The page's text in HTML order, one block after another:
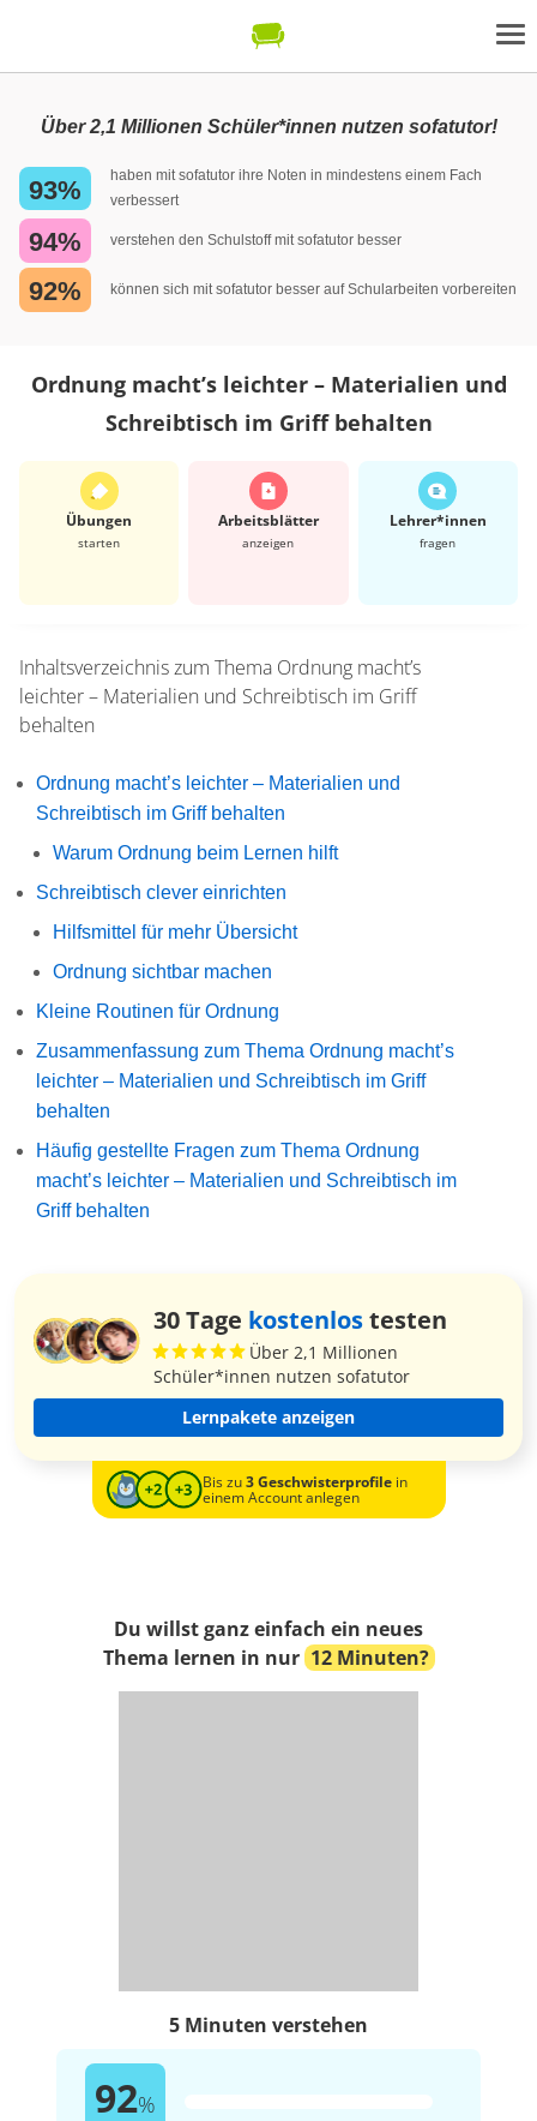
Über 2,1 Millionen Schüler*innen nutzen sofatutor!
93%
haben mit sofatutor ihre Noten in mindestens einem Fach
verbessert
94% verstehen den Schulstoff mit sofatutor besser
92% können sich mit sofatutor besser auf Schularbeiten vorbereiten
Ordnung macht’s leichter – Materialien und
Schreibtisch im Griff behalten
Übungen
starten
Arbeits­blätter
anzeigen
Lehrer*​innen
fragen
Inhaltsverzeichnis zum Thema Ordnung macht’s
leichter – Materialien und Schreibtisch im Griff
behalten
Ordnung macht’s leichter – Materialien und
Schreibtisch im Griff behalten
Warum Ordnung beim Lernen hilft
Schreibtisch clever einrichten
Hilfsmittel für mehr Übersicht
Ordnung sichtbar machen
Kleine Routinen für Ordnung
Zusammenfassung zum Thema Ordnung macht’s
leichter – Materialien und Schreibtisch im Griff
behalten
Häufig gestellte Fragen zum Thema Ordnung
macht’s leichter – Materialien und Schreibtisch im
Griff behalten
30 Tage kostenlostesten
Über 2,1 Millionen
Schüler*innen nutzen sofatutor
Lernpakete anzeigen
Bis zu3 Geschwisterprofilein
einem Account anlegen
Du willst ganz einfach ein neues
Thema lernen in nur 12 Minuten?
5 Minuten verstehen
92%